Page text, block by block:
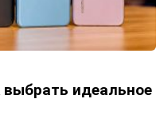
идеальное